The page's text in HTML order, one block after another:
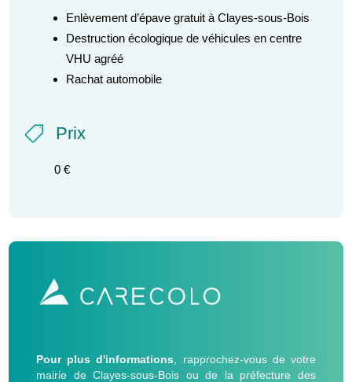
Enlèvement d’épave gratuit à Clayes-sous-Bois
Destruction écologique de véhicules en centre
VHU agréé
Rachat automobile
 Prix
0 €
Pour plus d'informations , rapprochez-vous de votre
mairie de Clayes-sous-Bois ou de la préfecture des